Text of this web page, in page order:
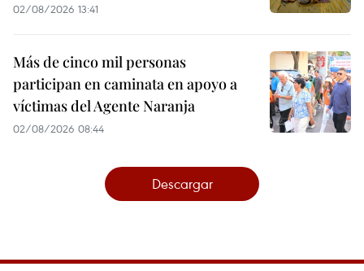
02/08/2026 13:41
Más de cinco mil personas
participan en caminata en apoyo a
víctimas del Agente Naranja
02/08/2026 08:44
Descargar